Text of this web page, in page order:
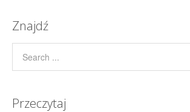
Znajdź
Przeczytaj